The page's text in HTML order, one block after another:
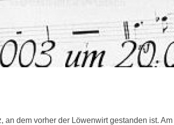
dem vorher der Löwenwirt gestanden ist.